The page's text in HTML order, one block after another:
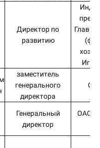
Директор по
развитию
Глава
заместитель
генерального
директора
Генеральный
директор
ОАО